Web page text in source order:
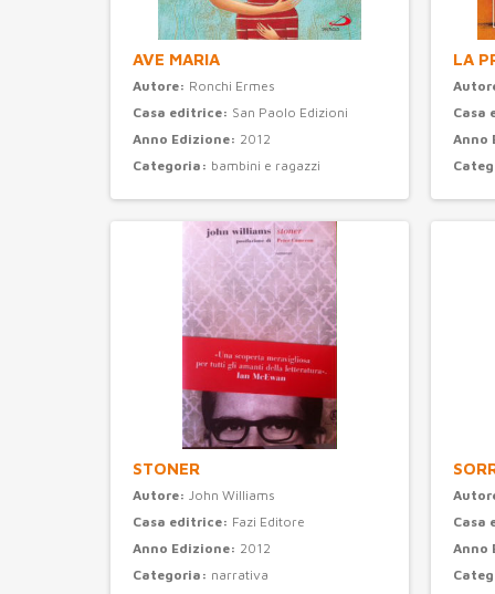
AVE MARIA
Autore: Ronchi Ermes
Casa editrice: San Paolo Edizioni
Anno Edizione: 2012
Categoria: bambini e ragazzi
LA
Casa
Anno
STONER
Autore: John Williams
Casa editrice: Fazi Editore
Anno Edizione: 2012
Categoria: narrativa
Casa
Anno